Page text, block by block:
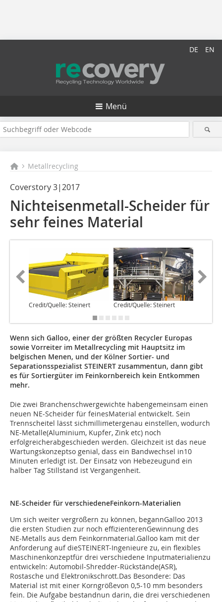
DE EN
Menü
Metallrecycling
Coverstory 3|2017
Nichteisenmetall-Scheider für
sehr feines Material
Credit/Quelle: Steinert Credit/Quelle: Steinert
Wenn sich Galloo, einer der größten Recycler Europas
sowie Vorreiter im Metallrecycling mit Hauptsitz im
belgischen Menen, und der Kölner Sortier- und
Separationsspezialist STEINERT zusammentun, dann gibt
es für Sortiergüter im Feinkornbereich kein Entkommen
mehr.
Die zwei Branchenschwergewichte habengemeinsam einen
neuen NE-Scheider für feinesMaterial entwickelt. Sein
Trennscheitel lässt sichmillimetergenau einstellen, wodurch
NE-Metalle(Aluminium, Kupfer, Zink etc) noch
erfolgreicherabgeschieden werden. Gleichzeit ist das neue
Wartungskonzeptso genial, dass ein Bandwechsel in10
Minuten erledigt ist. Der Einsatz von Hebezeugund ein
halber Tag Stillstand ist Vergangenheit.
NE-Scheider für verschiedeneFeinkorn-Materialien
Um sich weiter vergrößern zu können, begannGalloo 2013
die ersten Studien zur noch effizienterenGewinnung des
NE-Metalls aus dem Feinkornmaterial.Galloo kam mit der
Anforderung auf dieSTEINERT-Ingenieure zu, ein flexibles
Maschinenkonzeptfür drei verschiedene Inputmaterialienzu
entwickeln: Automobil-Shredder-Rückstände(ASR),
Rostasche und Elektronikschrott.Das Besondere: Das
Material ist mit einer Korngrößevon 0,5-10 mm besonders
fein. Die Aufgabe bestandnun darin, die drei verschiedenen